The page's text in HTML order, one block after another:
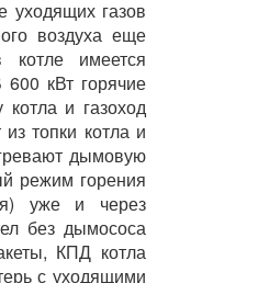
уходящих газов
воздуха еще
котле имеется
кВт горячие
и газоход
топки котла и
дымовую
режим горения
уже и через
без дымососа
КПД котла
с уходящими